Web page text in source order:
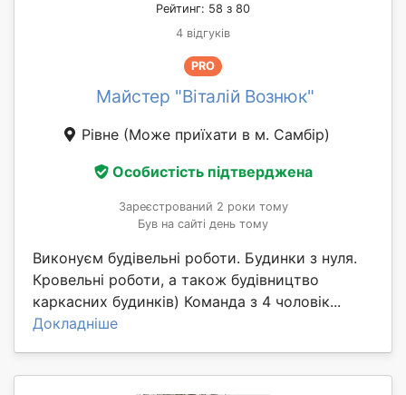
Рейтинг: 58 з 80
4 відгуків
PRO
Майстер "Віталій Вознюк"
Рівне (Може приїхати в м. Самбір)
Особистість підтверджена
Зареєстрований 2 роки тому
Був на сайті день тому
Виконуєм будівельні роботи. Будинки з нуля.
Кровельні роботи, а також будівництво
каркасних будинків) Команда з 4 чоловік...
Докладніше